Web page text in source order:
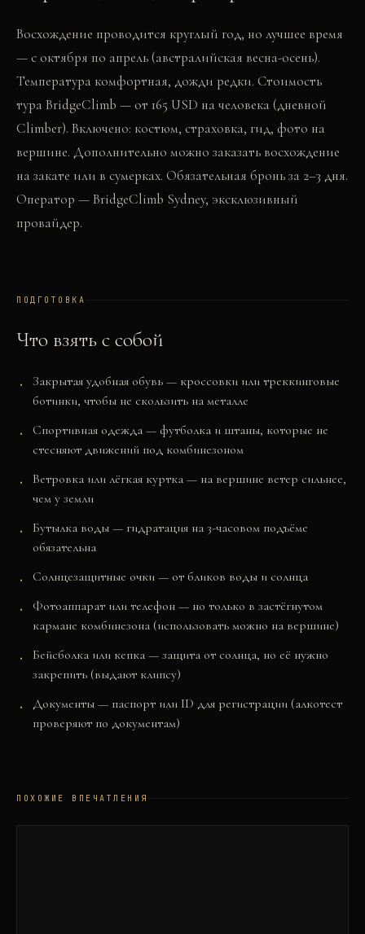
Восхождение проводится круглый год, но лучшее время
— с октября по апрель (австралийская весна-осень).
Температура комфортная, дожди редки. Стоимость
тура BridgeClimb — от 165 USD на человека (дневной
Climber). Включено: костюм, страховка, гид, фото на
вершине. Дополнительно можно заказать восхождение
на закате или в сумерках. Обязательная бронь за 2–3 дня.
Оператор — BridgeClimb Sydney, эксклюзивный
провайдер.
ПОДГОТОВКА
Что взять с собой
Закрытая удобная обувь — кроссовки или треккинговые
ботинки, чтобы не скользить на металле
Спортивная одежда — футболка и штаны, которые не
стесняют движений под комбинезоном
Ветровка или лёгкая куртка — на вершине ветер сильнее,
чем у земли
Бутылка воды — гидратация на 3-часовом подъёме
обязательна
Солнцезащитные очки — от бликов воды и солнца
Фотоаппарат или телефон — но только в застёгнутом
кармане комбинезона (использовать можно на вершине)
Бейсболка или кепка — защита от солнца, но её нужно
закрепить (выдают клипсу)
Документы — паспорт или ID для регистрации (алкотест
проверяют по документам)
ПОХОЖИЕ ВПЕЧАТЛЕНИЯ